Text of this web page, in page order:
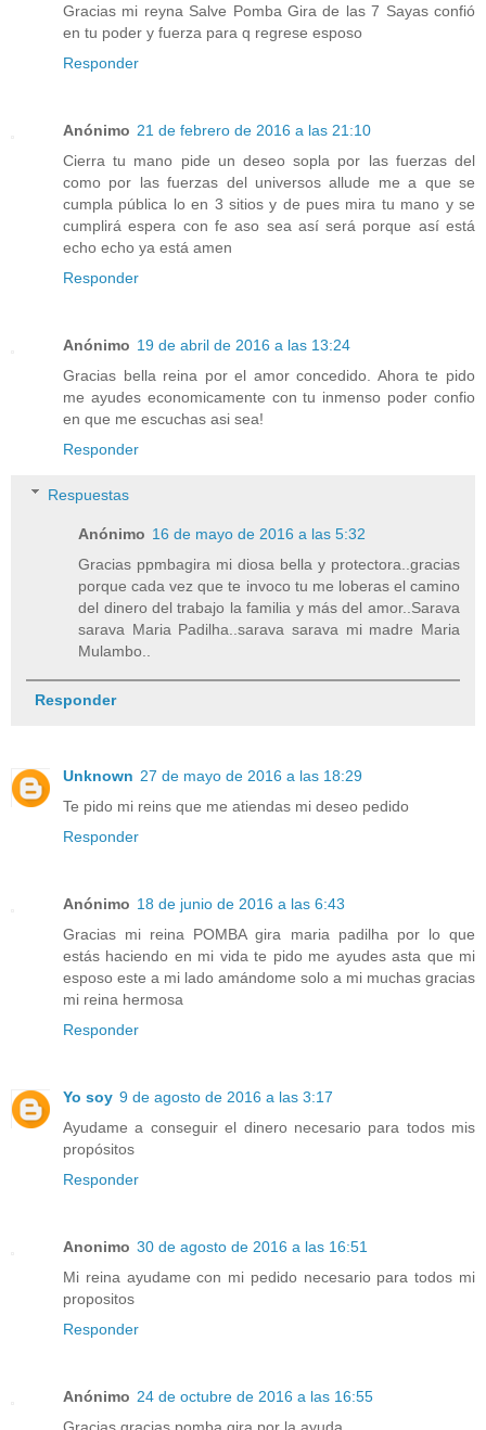
Gracias mi reyna Salve Pomba Gira de las 7 Sayas confió
en tu poder y fuerza para q regrese esposo
Responder
Anónimo 21 de febrero de 2016 a las 21:10
Cierra tu mano pide un deseo sopla por las fuerzas del
como por las fuerzas del universos allude me a que se
cumpla pública lo en 3 sitios y de pues mira tu mano y se
cumplirá espera con fe aso sea así será porque así está
echo echo ya está amen
Responder
Anónimo 19 de abril de 2016 a las 13:24
Gracias bella reina por el amor concedido. Ahora te pido
me ayudes economicamente con tu inmenso poder confio
en que me escuchas asi sea!
Responder
Respuestas
Anónimo 16 de mayo de 2016 a las 5:32
Gracias ppmbagira mi diosa bella y protectora..gracias
porque cada vez que te invoco tu me loberas el camino
del dinero del trabajo la familia y más del amor..Sarava
sarava Maria Padilha..sarava sarava mi madre Maria
Mulambo..
Responder
Unknown 27 de mayo de 2016 a las 18:29
Te pido mi reins que me atiendas mi deseo pedido
Responder
Anónimo 18 de junio de 2016 a las 6:43
Gracias mi reina POMBA gira maria padilha por lo que
estás haciendo en mi vida te pido me ayudes asta que mi
esposo este a mi lado amándome solo a mi muchas gracias
mi reina hermosa
Responder
Yo soy 9 de agosto de 2016 a las 3:17
Ayudame a conseguir el dinero necesario para todos mis
propósitos
Responder
Anonimo 30 de agosto de 2016 a las 16:51
Mi reina ayudame con mi pedido necesario para todos mi
propositos
Responder
Anónimo 24 de octubre de 2016 a las 16:55
Gracias gracias pomba gira por la ayuda